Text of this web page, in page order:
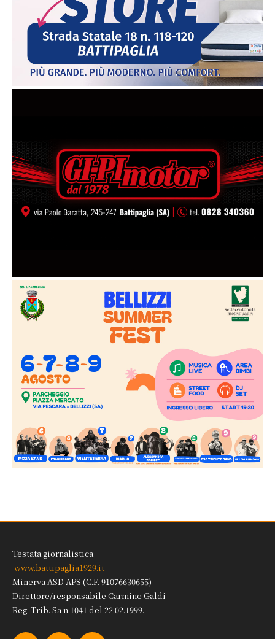
Testata giornalistica
www.battipaglia1929.it
Minerva ASD APS (C.F. 91076630655)
Direttore/responsabile Carmine Galdi
Reg. Trib. Sa n.1041 del 22.02.1999.